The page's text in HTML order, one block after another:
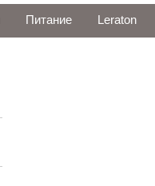
Питание Leraton